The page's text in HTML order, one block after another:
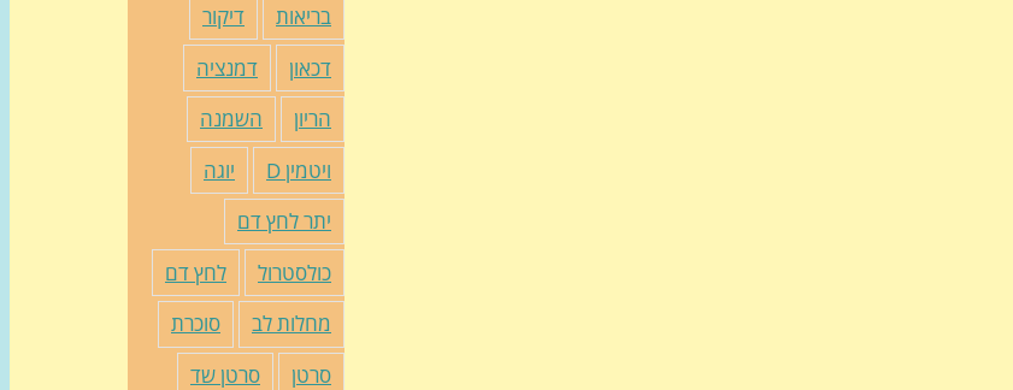
בריאות
דיקור
דכאון
דמנציה
הריון
השמנה
ויטמין D
יוגה
יתר לחץ דם
כולסטרול
לחץ דם
מחלות לב
סוכרת
סרטן
סרטן שד